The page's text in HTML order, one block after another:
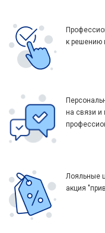
к решению
на связи и
Лояльные
акция